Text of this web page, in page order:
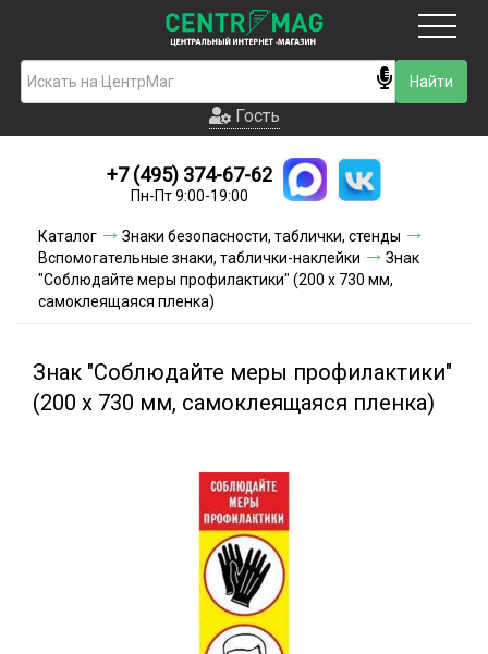
Гость
Новинки
Условия доставки
Условия оплаты
Акции и скидки
Гость
+7 (495) 374-67-62
Пн-Пт 9:00-19:00
Каталог
Знаки безопасности, таблички, стенды
Вспомогательные знаки, таблички-наклейки
Знак
"Соблюдайте меры профилактики" (200 х 730 мм,
самоклеящаяся пленка)
Знак "Соблюдайте меры профилактики"
(200 х 730 мм, самоклеящаяся пленка)